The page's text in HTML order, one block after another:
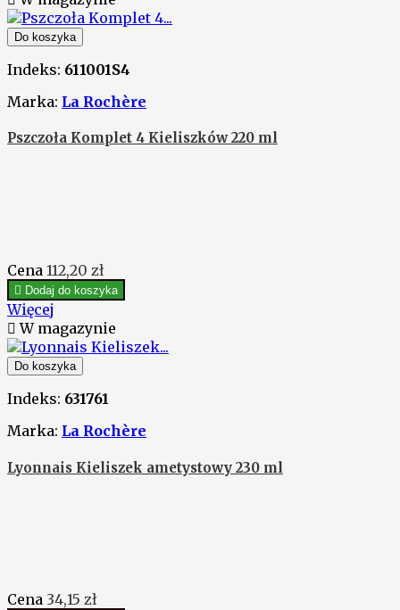
Do koszyka
Indeks: 611001S4
Marka: La Rochère
Pszczoła Komplet 4 Kieliszków 220 ml
Cena 112,20 zł
 Dodaj do koszyka
Więcej
 W magazynie
Do koszyka
Indeks: 631761
Marka: La Rochère
Lyonnais Kieliszek ametystowy 230 ml
Cena 34,15 zł